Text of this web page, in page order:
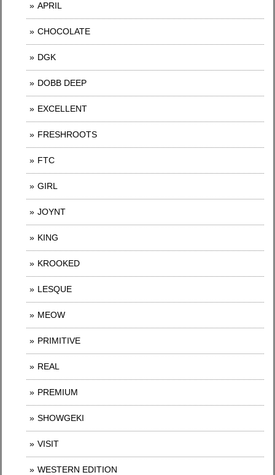
APRIL
CHOCOLATE
DGK
DOBB DEEP
EXCELLENT
FRESHROOTS
FTC
GIRL
JOYNT
KING
KROOKED
LESQUE
MEOW
PRIMITIVE
REAL
PREMIUM
SHOWGEKI
VISIT
WESTERN EDITION